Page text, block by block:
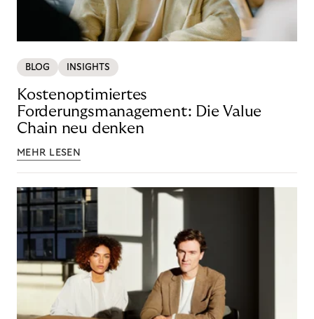
BLOG INSIGHTS
Kostenoptimiertes
Forderungsmanagement: Die Value
Chain neu denken
MEHR LESEN